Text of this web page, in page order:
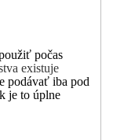
počas
existuje
podávať iba pod
je to úplne